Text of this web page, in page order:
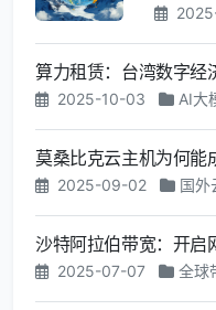
算力租赁：台湾数字经
2025-10-03 AI大
莫桑比克云主机为何能
2025-09-02 国外
沙特阿拉伯带宽：开启
2025-07-07 全球